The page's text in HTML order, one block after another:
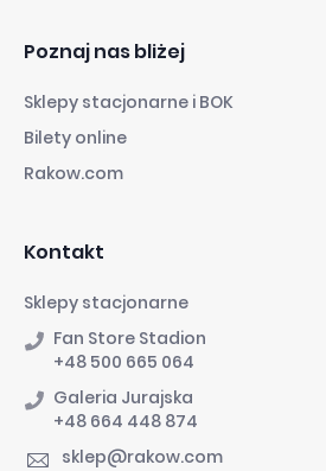
Poznaj nas bliżej
Sklepy stacjonarne i BOK
Bilety online
Rakow.com
Kontakt
Sklepy stacjonarne
Fan Store Stadion
+48 500 665 064
Galeria Jurajska
+48 664 448 874
sklep@rakow.com